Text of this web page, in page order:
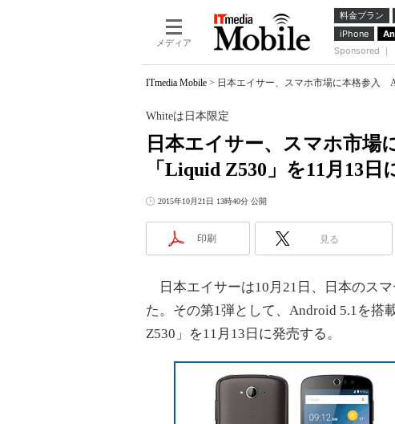
メディア
料金プラン
iPhone
Sponsored ｜
ITmedia Mobile > 日本エイサー、スマホ市場に本格参入
日本エイサー、スマホ市
「Liquid Z530」を11月13日
Whiteは日本限定
2015年10月21日 13時40分 公開
印刷 見る
日本エイサーは10月21日、日本のス
た。その第1弾として、Android 5.1を搭
Z530」を11月13日に発売する。